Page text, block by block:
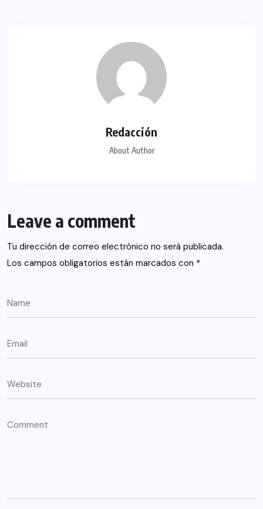
Redacción
About Author
Leave a comment
Tu dirección de correo electrónico no será publicada.
Los campos obligatorios están marcados con *